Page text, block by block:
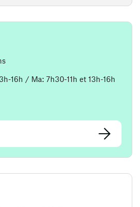
16h / Ma: 7h30-11h et 13h-16h